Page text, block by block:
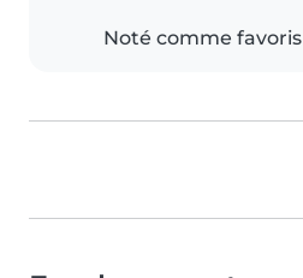
Noté comme favoris